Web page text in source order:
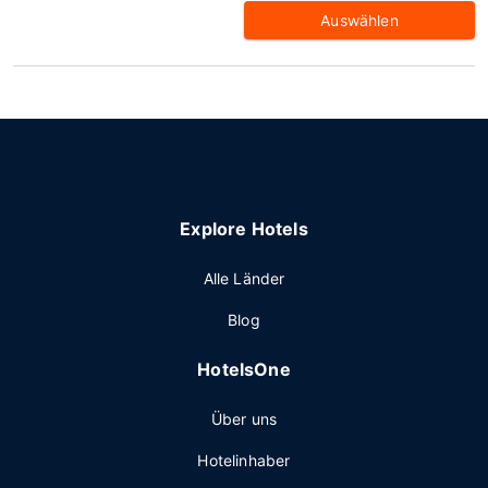
Auswählen
Explore Hotels
Alle Länder
Blog
HotelsOne
Über uns
Hotelinhaber